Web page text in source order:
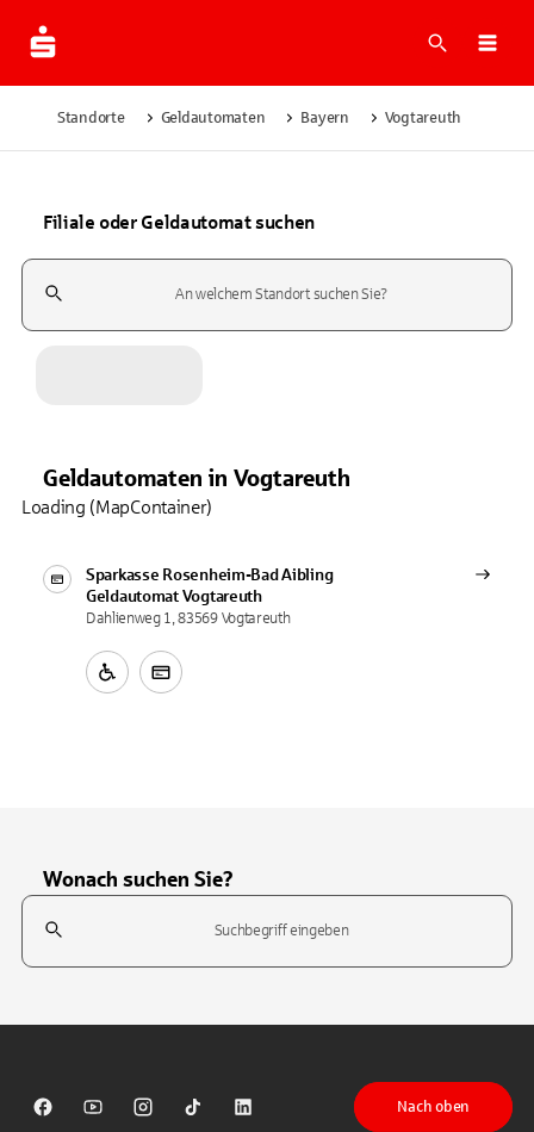
Suche
Standorte Geldautomaten Bayern Vogtareuth
Filiale oder Geldautomat suchen
Suchfeld
Geldautomaten in Vogtareuth
Sparkasse Rosenheim-Bad Aibling
Geldautomat Vogtareuth
Dahlienweg 1, 83569 Vogtareuth
Loading (MapContainer)
Wonach suchen Sie?
Suchfeld
Sparkasse auf Facebook
Sparkasse auf Youtube
Sparkasse auf Instagram
Sparkasse auf TikTok
Sparkasse auf LinkedIn
Nach oben